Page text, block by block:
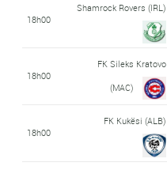
18h00
Shamrock Rovers (IRL)
18h00
FK Sileks Kratovo
(MAC)
18h00
FK Kukësi (ALB)